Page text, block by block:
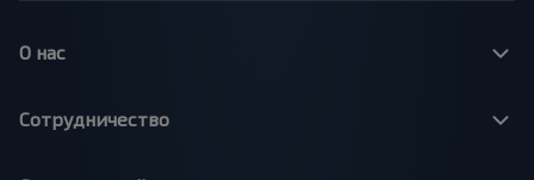
О нас
Сотрудничество